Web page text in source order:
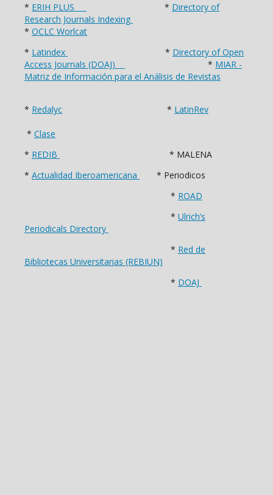
* ERIH PLUS * Directory of
Research Journals Indexing
* OCLC Worlcat
* Latindex * Directory of Open
Access Journals (DOAJ)
* MIAR -
Matriz de Información para el Análisis de Revistas
* Redalyc * LatinRev
* Clase
* REDIB
* MALENA
* Actualidad Iberoamericana
* Periodicos
* ROAD
* Ulrich’s
Periodicals Directory
* Red de
Bibliotecas Universitarias (REBIUN)
* DOAJ